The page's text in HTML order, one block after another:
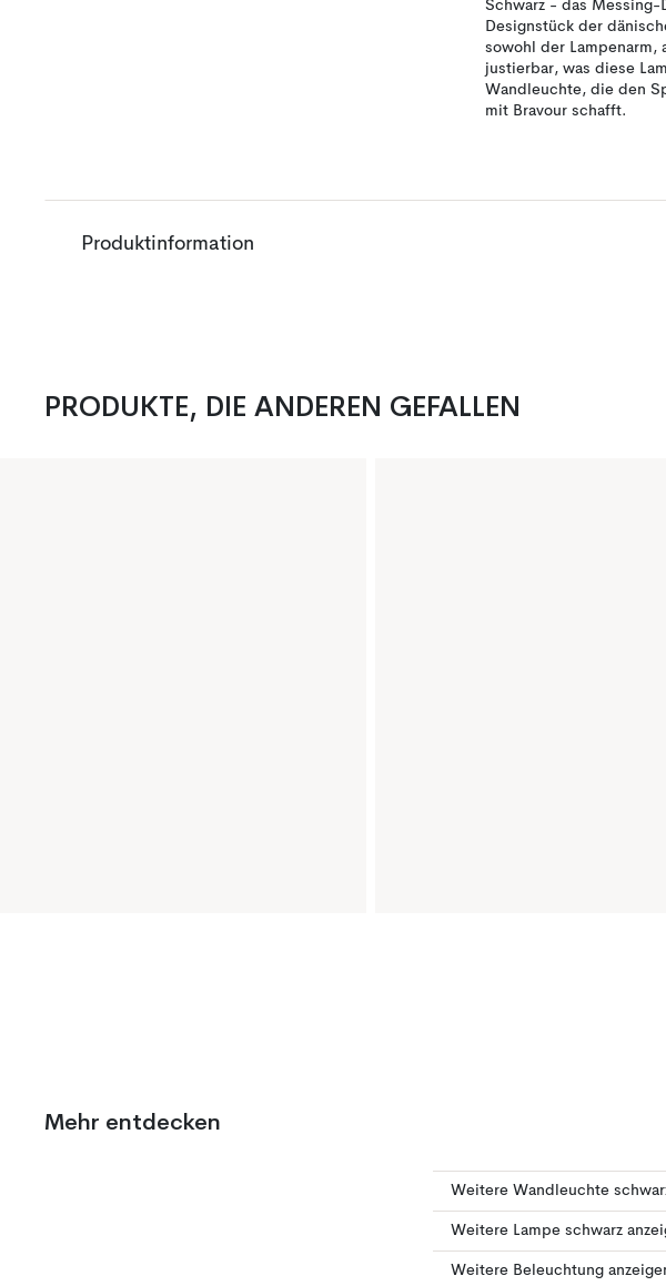
Schwarz - das
Designstück der
sowohl der Lampenarm,
justierbar, was diese
Wandleuchte, die den
mit Bravour schafft.
Produktinformation
PRODUKTE, DIE ANDEREN GEFALLEN
Mehr entdecken
Weitere Wandleuchte
Weitere Lampe schwarz
Weitere Beleuchtung